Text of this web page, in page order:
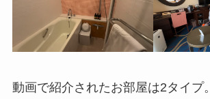
動画で紹介されたお部屋は2タイプ。